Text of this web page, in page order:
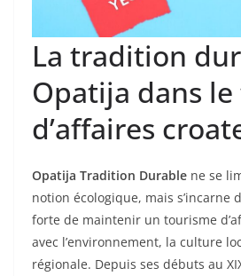
La tradition
Opatija dans
d’affaires
Opatija Tradition Durable ne se
notion écologique, mais s’incarne
forte de maintenir un tourisme
avec l’environnement, la culture
régionale. Depuis ses débuts au